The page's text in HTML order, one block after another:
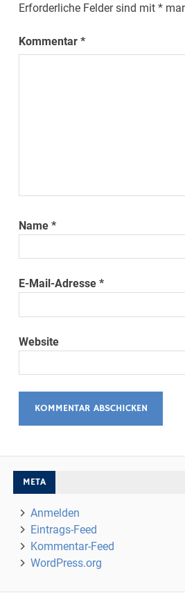
Erforderliche Felder sind mit*
Kommentar*
Name*
E-Mail-Adresse*
Website
META
Anmelden
Eintrags-Feed
Kommentar-Feed
WordPress.org